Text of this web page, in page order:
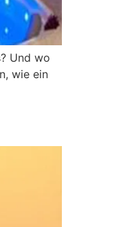
Und wo
wie ein